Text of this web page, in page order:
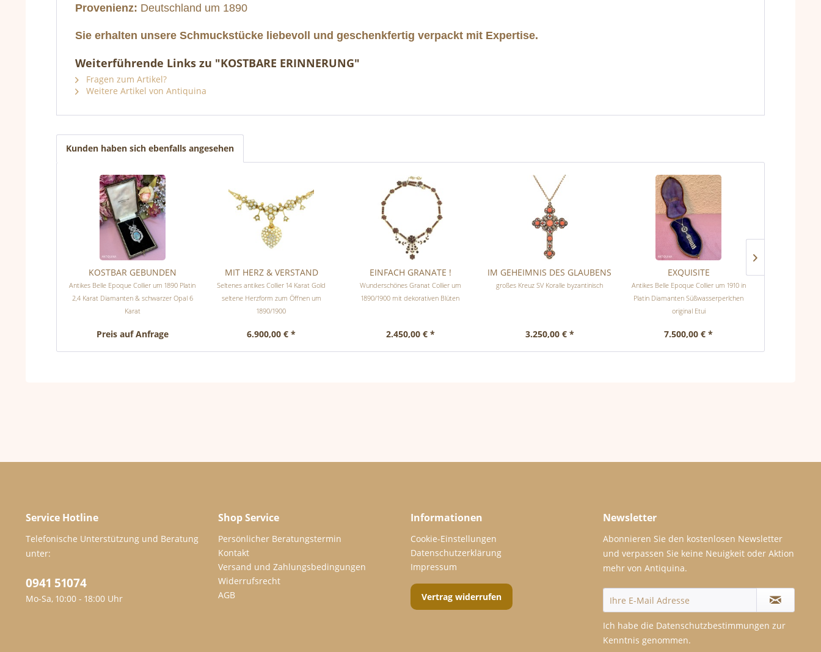
Provenienz: Deutschland um 1890
Sie erhalten unsere Schmuckstücke liebevoll und geschenkfertig verpackt mit Expertise.
Weiterführende Links zu "KOSTBARE ERINNERUNG"
Fragen zum Artikel?
Weitere Artikel von Antiquina
Kunden haben sich ebenfalls angesehen
KOSTBAR GEBUNDEN
Antikes Belle Epoque Collier um 1890 Platin
2,4 Karat Diamanten & schwarzer Opal 6
Karat
Preis auf Anfrage
MIT HERZ & VERSTAND
Seltenes antikes Collier 14 Karat Gold
seltene Herzform zum Öffnen um
1890/1900
6.900,00 € *
EINFACH GRANATE !
Wunderschönes Granat Collier um
1890/1900 mit dekorativen Blüten
2.450,00 € *
IM GEHEIMNIS DES GLAUBENS
großes Kreuz SV Koralle byzantinisch
3.250,00 € *
EXQUISITE
Antikes Belle Epoque Collier um 1910 in
Platin Diamanten Süßwasserperlchen
original Etui
7.500,00 € *
Service Hotline
Telefonische Unterstützung und Beratung
unter:
0941 51074
Mo-Sa, 10:00 - 18:00 Uhr
Shop Service
Persönlicher Beratungstermin
Kontakt
Versand und Zahlungsbedingungen
Widerrufsrecht
AGB
Informationen
Cookie-Einstellungen
Datenschutzerklärung
Impressum
Vertrag widerrufen
Newsletter
Abonnieren Sie den kostenlosen Newsletter
und verpassen Sie keine Neuigkeit oder Aktion
mehr von Antiquina.
Ich habe die Datenschutzbestimmungen zur
Kenntnis genommen.